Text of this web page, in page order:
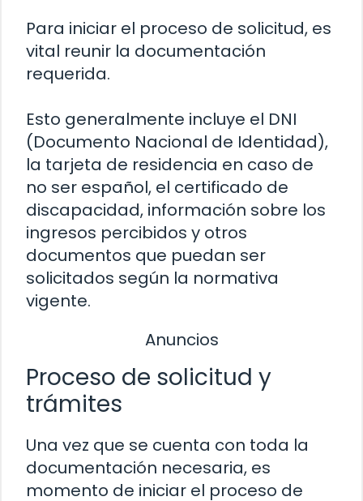
Para iniciar el proceso de solicitud, es
vital reunir la documentación
requerida.
Esto generalmente incluye el DNI
(Documento Nacional de Identidad),
la tarjeta de residencia en caso de
no ser español, el certificado de
discapacidad, información sobre los
ingresos percibidos y otros
documentos que puedan ser
solicitados según la normativa
vigente.
Anuncios
Proceso de solicitud y
trámites
Una vez que se cuenta con toda la
documentación necesaria, es
momento de iniciar el proceso de